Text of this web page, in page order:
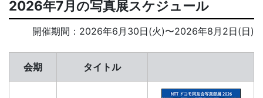
2026年7月の写真展スケジュール
開催期間： 2026年6月30日(火)〜2026年8月2日(日)
会期 タイトル